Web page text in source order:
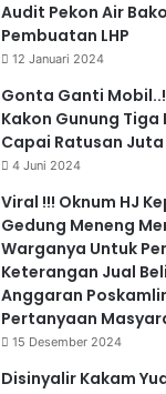
Audit Pekon Air
Pembuatan LHP
12 Januari 2024
Gonta Ganti
Kakon Gunung Tiga
Capai Ratusan Juta
4 Juni 2024
Viral !!! Oknum HJ
Gedung Meneng
Warganya Untuk
Keterangan Jual
Anggaran
Pertanyaan
15 Desember 2024
Disinyalir Kakam